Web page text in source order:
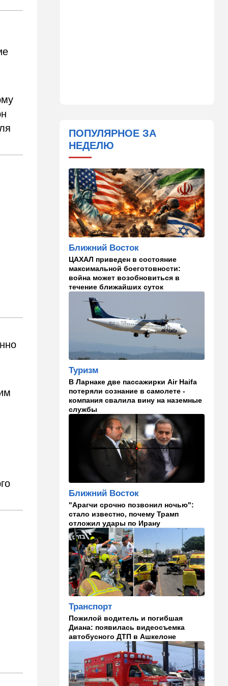
00:32 Израиль
23:57 Мнения
Страсть к творчеству
23:20 В мире
"Нью-Йорк таймс"
опубликовал новый поклеп
на Израиль, рассердив
генконсула
22:52 В мире
И грянул Грэм: Сенат США
одобрил ужесточение
санкций против России и
Ирана
Транспорт
Почему Израиль до сих пор
не решил проблему пробок,
несмотря на вложенные
21:56 Ближний Восток
Вывести войска: ливанцы
уповают на будущие
израильские выборы
Мнения
И еще про Иран…
21:21 Общество
Главное забыл: летевший в
Израиль рейс оказался под
угрозой
20:50 Израиль
Как будто знал: известного
израильского певца и поэта
раздавил собственный
автомобиль
20:37 Публицистика
Цена "эффективности":
почему новые правила ПДД
бьют по правам водителей
Транспорт
Пожилой водитель и
погибшая Диана: появилась
видеосъемка автобусного
ПОПУЛЯРНОЕ ЗА
НЕДЕЛЮ
Ближний Восток
ЦАХАЛ приведен в состояние
максимальной боеготовности:
война может возобновиться в
течение ближайших суток
Туризм
В Ларнаке две пассажирки Air Haifa
потеряли сознание в самолете -
компания свалила вину на наземные
службы
Ближний Восток
"Арагчи срочно позвонил ночью":
стало известно, почему Трамп
отложил удары по Ирану
Транспорт
Пожилой водитель и погибшая
Диана: появилась видеосъемка
автобусного ДТП в Ашкелоне